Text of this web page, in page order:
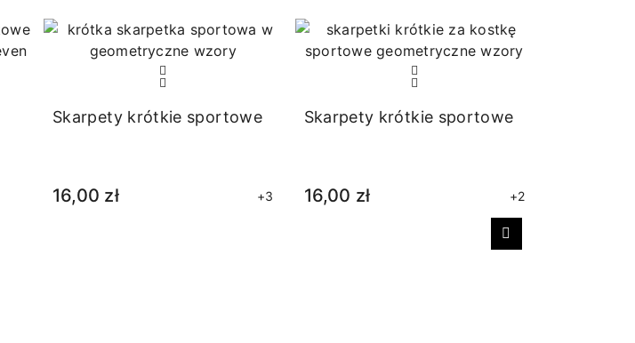
Skarpety krótkie sportowe
16,00 zł +3
Skarpety krótkie sportowe
16,00 zł +2
Następny